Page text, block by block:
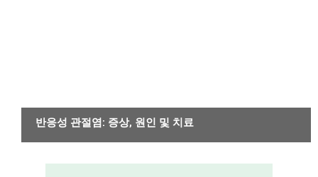
반응성 관절염: 증상, 원인 및 치료